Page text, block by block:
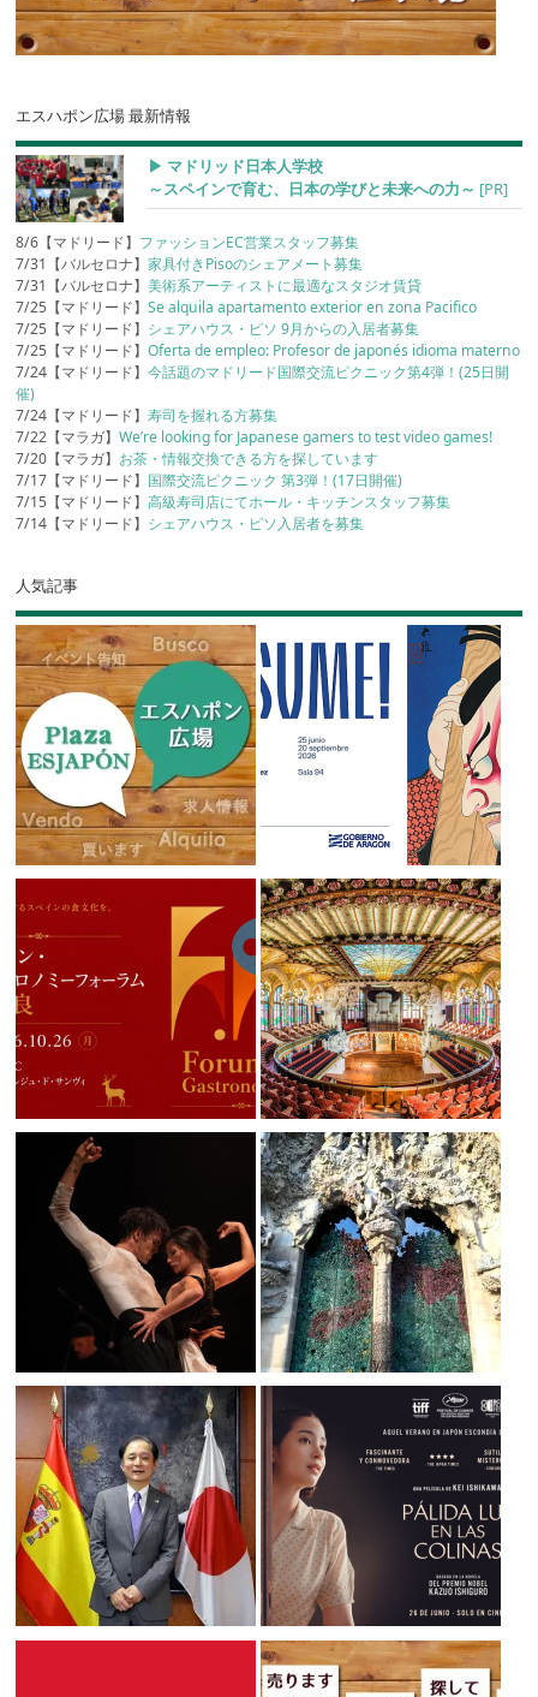
エスハポン広場 最新情報
▶︎ マドリッド日本人学校
～スペインで育む、日本の学びと未来への力～ [PR]
8/6【マドリード】 ファッションEC営業スタッフ募集
7/31【バルセロナ】家具付きPisoのシェアメート募集
7/31【バルセロナ】美術系アーティストに最適なスタジオ賃貸
7/25【マドリード】Se alquila apartamento exterior en zona Pacifico
7/25【マドリード】 シェアハウス・ピソ 9月からの入居者募集
7/25【マドリード】Oferta de empleo: Profesor de japonés idioma materno
7/24【マドリード】今話題のマドリード国際交流ピクニック第4弾！(25日開
催)
7/24【マドリード】寿司を握れる方募集
7/22【マラガ】We’re looking for Japanese gamers to test video games!
7/20【マラガ】 お茶・情報交換できる方を探しています
7/17【マドリード】 国際交流ピクニック 第3弾！(17日開催)
7/15【マドリード】高級寿司店にてホール・キッチンスタッフ募集
7/14【マドリード】 シェアハウス・ピソ入居者を募集
人気記事